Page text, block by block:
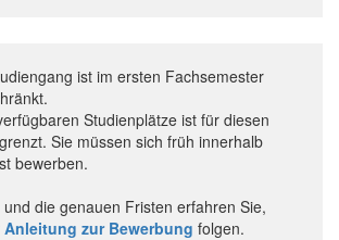
ist im ersten Fachsemester
Studienplätze ist für diesen
Sie müssen sich früh innerhalb
bewerben.
die genauen Fristen erfahren Sie,
Anleitung zur Bewerbung folgen.